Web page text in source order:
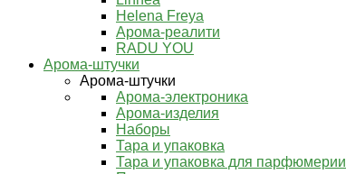
Helena Freya
Арома-реалити
RADU YOU
Арома-штучки
Арома-штучки
Арома-электроника
Арома-изделия
Наборы
Тара и упаковка
Тара и упаковка для парфюмерии